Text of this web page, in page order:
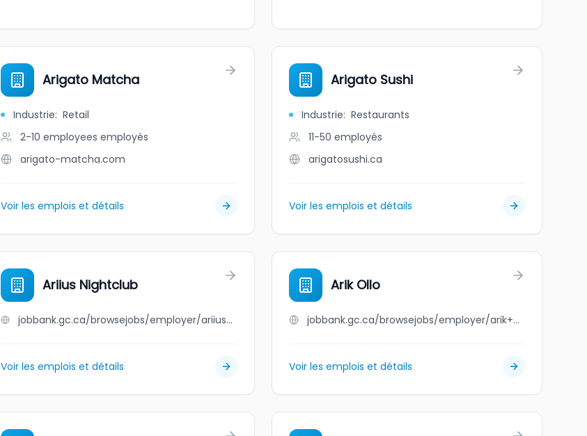
Arigato Matcha
Industrie: Retail
2-10 employees employés
arigato-matcha.com
Voir les emplois et détails
Arigato Sushi
Industrie: Restaurants
11-50 employés
arigatosushi.ca
Voir les emplois et détails
Ariius Nightclub
jobbank.gc.ca/browsejobs/employer/ariius+nightclub/ca
Voir les emplois et détails
Arik Ollo
jobbank.gc.ca/browsejobs/employer/arik+ollo/ca
Voir les emplois et détails